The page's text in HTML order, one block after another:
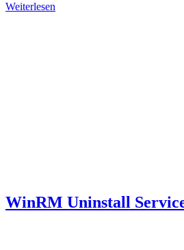
Weiterlesen
WinRM Uninstall